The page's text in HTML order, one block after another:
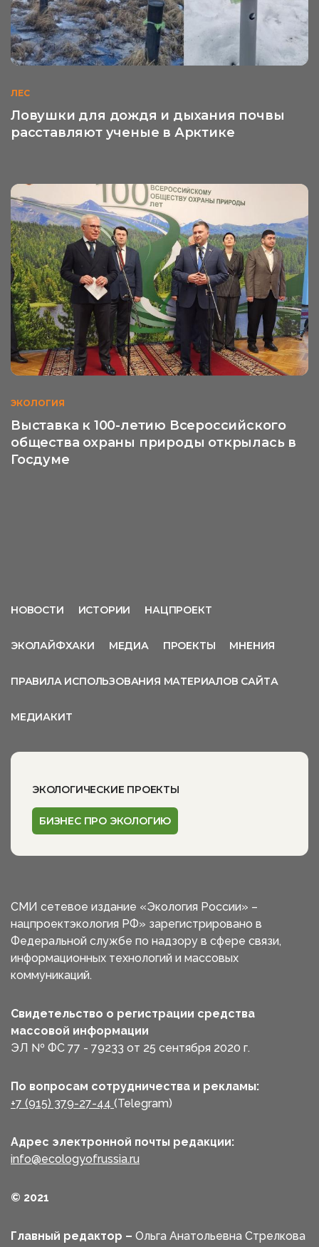
ЛЕС
Ловушки для дождя и дыхания почвы
расставляют ученые в Арктике
ЭКОЛОГИЯ
Выставка к 100-летию Всероссийского
общества охраны природы открылась в
Госдуме
НОВОСТИ ИСТОРИИ НАЦПРОЕКТ
ЭКОЛАЙФХАКИ МЕДИА ПРОЕКТЫ МНЕНИЯ
ПРАВИЛА ИСПОЛЬЗОВАНИЯ МАТЕРИАЛОВ САЙТА
МЕДИАКИТ
ЭКОЛОГИЧЕСКИЕ ПРОЕКТЫ
БИЗНЕС ПРО ЭКОЛОГИЮ
СМИ сетевое издание «Экология России» –
нацпроектэкология РФ» зарегистрировано в
Федеральной службе по надзору в сфере связи,
информационных технологий и массовых
коммуникаций.
Свидетельство о регистрации средства
массовой информации
ЭЛ № ФС 77 - 79233 от 25 сентября 2020 г.
По вопросам сотрудничества и рекламы:
+7 (915) 379-27-44 (Telegram)
Адрес электронной почты редакции:
info@ecologyofrussia.ru
© 2021
Главный редактор – Ольга Анатольевна Стрелкова